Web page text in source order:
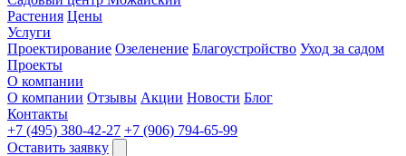
Растения Цены
Услуги
Проектирование Озеленение Благоустройство Уход за садом
Проекты
О компании
О компании Отзывы Акции Новости Блог
Контакты
+7 (495) 380-42-27 +7 (906) 794-65-99
Оставить заявку